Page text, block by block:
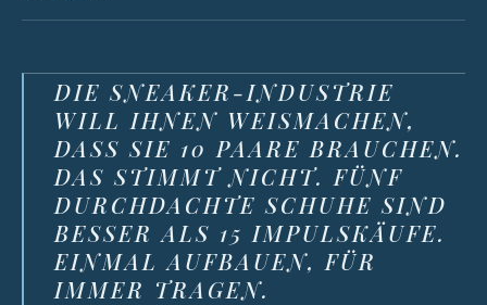
DIE SNEAKER-INDUSTRIE
WILL IHNEN WEISMACHEN,
DASS SIE 10 PAARE BRAUCHEN.
DAS STIMMT NICHT. FÜNF
DURCHDACHTE SCHUHE SIND
BESSER ALS 15 IMPULSKÄUFE.
EINMAL AUFBAUEN, FÜR
IMMER TRAGEN.